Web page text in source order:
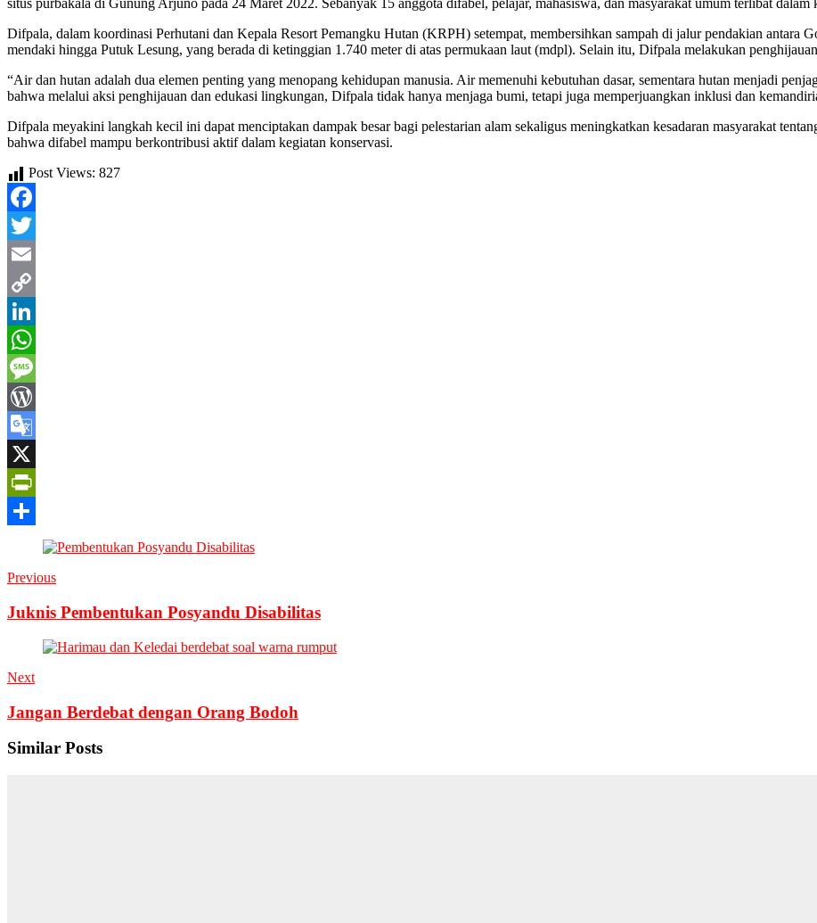
situs purbakala di Gunung Arjuno pada 24 Maret 2022. Sebanyak 15 anggota difabel, pelajar, mahasiswa, dan masyarakat umum terlibat
Difpala, dalam koordinasi Perhutani dan Kepala Resort Pemangku Hutan (KRPH) setempat, membersihkan sampah di jalur pendakian antara
mendaki hingga Putuk Lesung, yang berada di ketinggian 1.740 meter di atas permukaan laut (mdpl). Selain itu, Difpala melakukan
“Air dan hutan adalah dua elemen penting yang menopang kehidupan manusia. Air memenuhi kebutuhan dasar, sementara hutan menjadi
bahwa melalui aksi penghijauan dan edukasi lingkungan, Difpala tidak hanya menjaga bumi, tetapi juga memperjuangkan inklusi dan
Difpala meyakini langkah kecil ini dapat menciptakan dampak besar bagi pelestarian alam sekaligus meningkatkan kesadaran masyarakat
bahwa difabel mampu berkontribusi aktif dalam kegiatan konservasi.
Post Views: 827
Facebook
Twitter
Email
Copy
Link
LinkedIn
WhatsApp
Message
WordPress
Google
Translate
X
PrintFriendly
Previous
Juknis Pembentukan Posyandu Disabilitas
Next
Jangan Berdebat dengan Orang Bodoh
Similar Posts